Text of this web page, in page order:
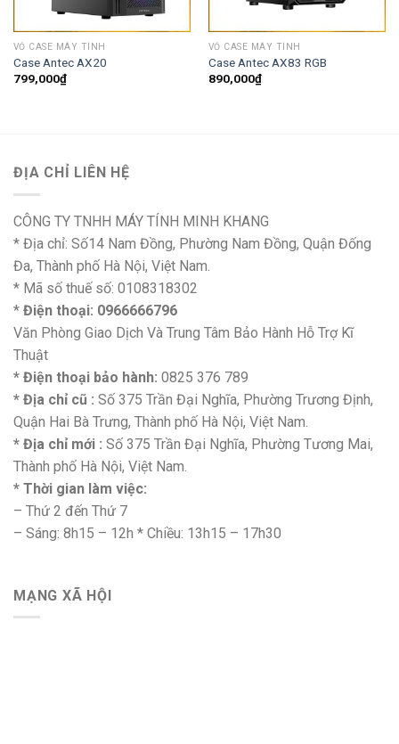
VỎ CASE MÁY TÍNH
Case Antec AX20
799,000₫
VỎ CASE MÁY TÍNH
Case Antec AX83 RGB
890,000₫
ĐỊA CHỈ LIÊN HỆ
CÔNG TY TNHH MÁY TÍNH MINH KHANG
* Địa chỉ: Số14 Nam Đồng, Phường Nam Đồng, Quận Đống
Đa, Thành phố Hà Nội, Việt Nam.
* Mã số thuế số: 0108318302
* Điện thoại: 0966666796
Văn Phòng Giao Dịch Và Trung Tâm Bảo Hành Hỗ Trợ Kĩ
Thuật
* Điện thoại bảo hành: 0825 376 789
* Địa chỉ cũ : Số 375 Trần Đại Nghĩa, Phường Trương Định,
Quận Hai Bà Trưng, Thành phố Hà Nội, Việt Nam.
* Địa chỉ mới : Số 375 Trần Đại Nghĩa, Phường Tương Mai,
Thành phố Hà Nội, Việt Nam.
* Thời gian làm việc:
– Thứ 2 đến Thứ 7
– Sáng: 8h15 – 12h * Chiều: 13h15 – 17h30
MẠNG XÃ HỘI